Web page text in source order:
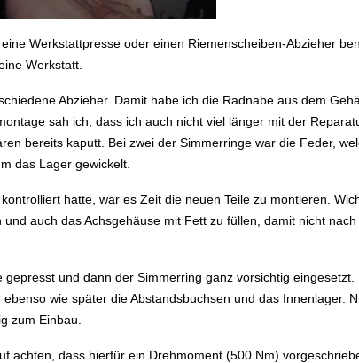
Werkstattpresse oder einen Riemenscheiben-Abzieher
Werkstatt.
Abzieher. Damit habe ich die Radnabe aus dem
sah ich, dass ich auch nicht viel länger mit der
bereits kaputt. Bei zwei der Simmerringe war die Feder,
das Lager gewickelt.
hatte, war es Zeit die neuen Teile zu montieren.
auch das Achsgehäuse mit Fett zu füllen, damit nicht nach
und dann der Simmerring ganz vorsichtig eingesetzt.
wie später die Abstandsbuchsen und das Innenlager.
zum Einbau.
achten, dass hierfür ein Drehmoment (500 Nm)